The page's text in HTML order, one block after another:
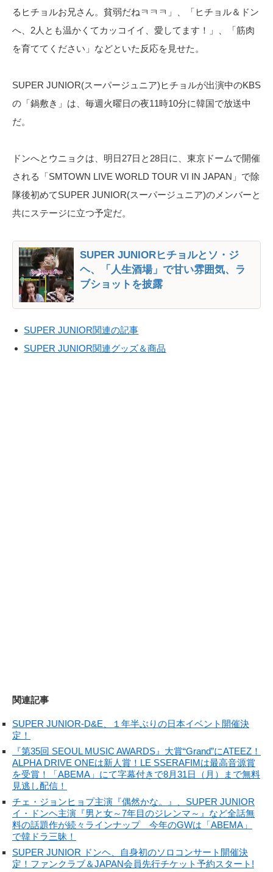
るヒチョルお兄さん。貧弱だねㅋㅋㅋ」、「ヒチョル＆ドン
へ、2人とも温かくてカッコイイ、愛してます！」、「筋肉
を育ててください」などといた反応を見せた。
SUPER JUNIOR(スーパージュニア)ヒチョルが出演中のKBS
の「鍋敷き」は、毎週火曜日の夜11時10分に韓国で放送中
だ。
ドンへとウニョクは、明日27日と28日に、東京ドームで開催
される「SMTOWN LIVE WORLD TOUR VI IN JAPAN」で除
隊後初めてSUPER JUNIOR(スーパージュニア)のメンバーと
共にステージに立つ予定だ。
SUPER JUNIORヒチョルとソ・ジ
ヘ、「人生酒場」で甘い雰囲気、ラ
ブショットを披露
SUPER JUNIOR関連の記事
SUPER JUNIOR関連グッズ＆商品
関連記事
SUPER JUNIOR-D&E、１年半ぶりの日本イベント開催決
定！
『第35回 SEOUL MUSIC AWARDS』大賞“Grand”にATEEZ！
ALPHA DRIVE ONEは新人賞！LE SSERAFIMは最高音源賞
を受賞！「ABEMA」にて字幕付きで8月31日（月）まで無料
見逃し配信！
チェ・ジョンヒョプ主演『偶然かな。』、SUPER JUNIOR
イ・ドンヘ主演『男と女～7年目のジレンマ～』など全話無
料の話題作が続々ラインナップ 今年のGWは「ABEMA」
で韓ドラ三昧！
SUPER JUNIOR ドンヘ、自身初のソロコンサート開催決
定！ファンクラブ＆JAPAN会員先行チケット予約スタート!